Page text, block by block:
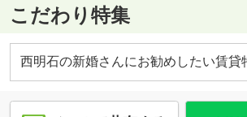
こだわり特集
西明石の新婚さんにお勧めしたい賃貸